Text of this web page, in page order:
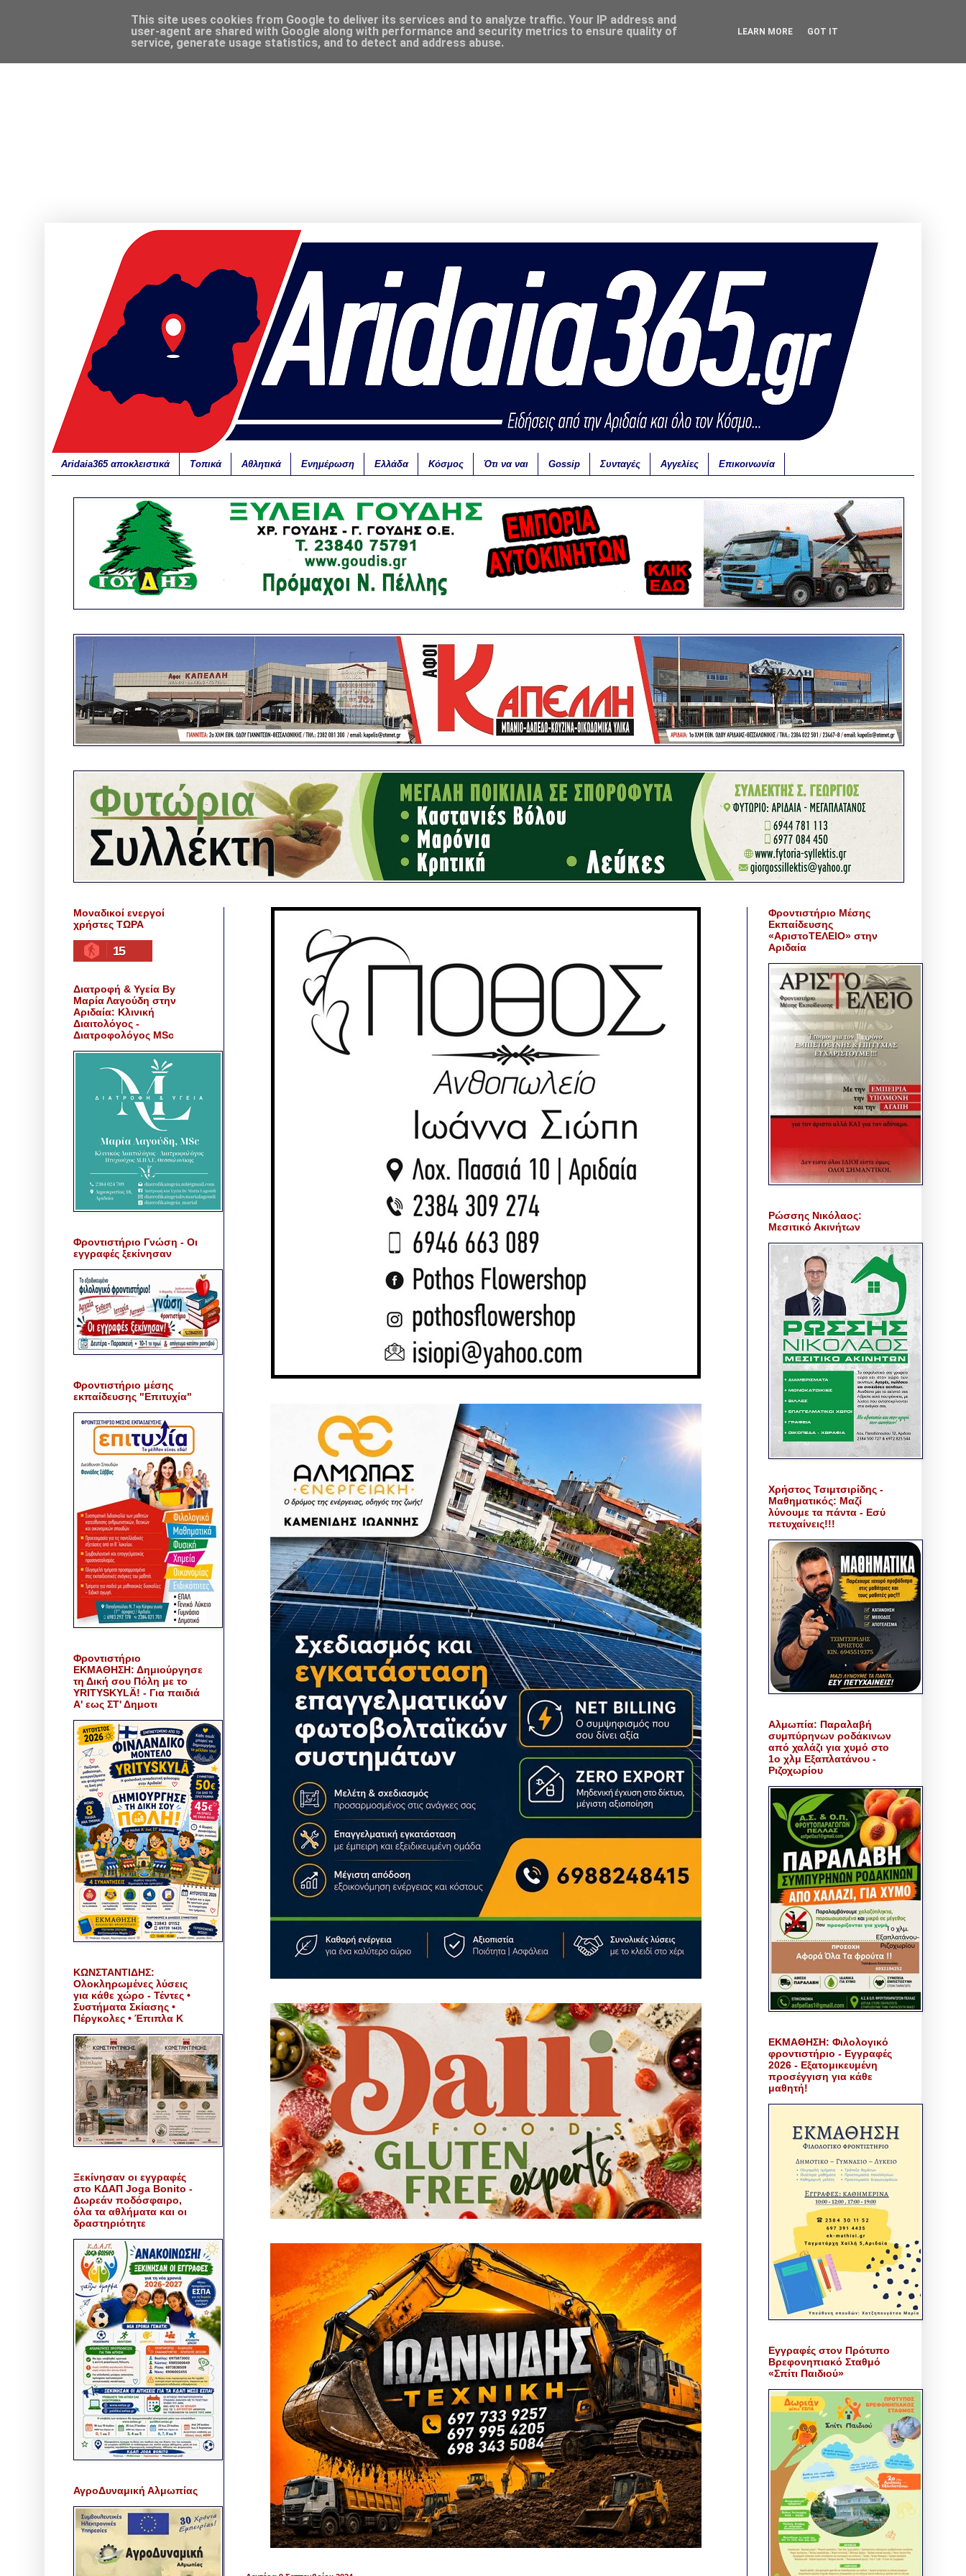
Aridaia365 αποκλειστικά Τοπικά Αθλητικά Ενημέρωση Ελλάδα Κόσμος Ότι να ναι Gossip Συνταγές Αγγελίες Επικοινωνία
Μοναδικοί ενεργοί
χρήστες ΤΩΡΑ
15
Διατροφή & Υγεία By
Μαρία Λαγούδη στην
Αριδαία: Κλινική
Διαιτολόγος -
Διατροφολόγος MSc
Φροντιστήριο Γνώση - Οι
εγγραφές ξεκίνησαν
Φροντιστήριο μέσης
εκπαίδευσης "Επιτυχία"
Φροντιστήριο
ΕΚΜΑΘΗΣΗ: Δημιούργησε
τη Δική σου Πόλη με το
YRITYSKYLÄ! - Για παιδιά
Α' εως ΣΤ' Δημοτι
ΚΩΝΣΤΑΝΤΙΔΗΣ:
Ολοκληρωμένες λύσεις
για κάθε χώρο - Τέντες •
Συστήματα Σκίασης •
Πέργκολες • Έπιπλα Κ
Ξεκίνησαν οι εγγραφές
στο ΚΔΑΠ Joga Bonito -
Δωρεάν ποδόσφαιρο,
όλα τα αθλήματα και οι
δραστηριότητε
ΑγροΔυναμική Αλμωπίας
Φροντιστήριο Μέσης
Εκπαίδευσης
«ΑριστοΤΕΛΕΙΟ» στην
Αριδαία
Ρώσσης Νικόλαος:
Μεσιτικό Ακινήτων
Χρήστος Τσιμτσιρίδης -
Μαθηματικός: Μαζί
λύνουμε τα πάντα - Εσύ
πετυχαίνεις!!!
Αλμωπία: Παραλαβή
συμπύρηνων ροδάκινων
από χαλάζι για χυμό στο
1ο χλμ Εξαπλατάνου -
Ριζοχωρίου
ΕΚΜΑΘΗΣΗ: Φιλολογικό
φροντιστήριο - Εγγραφές
2026 - Εξατομικευμένη
προσέγγιση για κάθε
μαθητή!
Εγγραφές στον Πρότυπο
Βρεφονηπιακό Σταθμό
«Σπίτι Παιδιού»
This site uses cookies from Google to deliver its services and to analyze traffic. Your IP address and
user-agent are shared with Google along with performance and security metrics to ensure quality of
service, generate usage statistics, and to detect and address abuse.
LEARN MORE GOT IT